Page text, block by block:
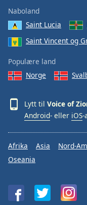
Reset
Done
Modal
Dialog
End
dialog
window.
Naboland
Saint Lucia
Saint Vincent og
Populære land
Norge
Lytt til Voice of
Android- eller iOS-
Afrika Asia Nord-
Oseania